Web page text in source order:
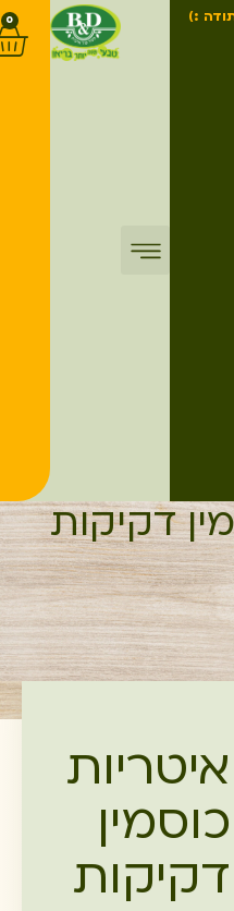
:)
0
דקיקות
איטריות
כוסמין
דקיקות